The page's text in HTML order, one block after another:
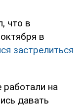
что в
в
застрелиться
работали на
давать